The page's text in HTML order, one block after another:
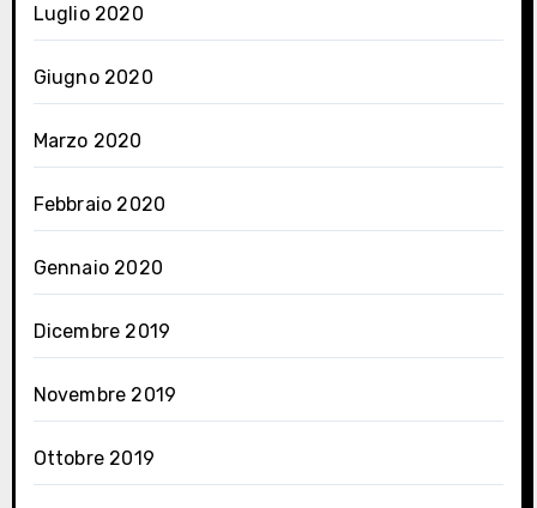
Luglio 2020
Giugno 2020
Marzo 2020
Febbraio 2020
Gennaio 2020
Dicembre 2019
Novembre 2019
Ottobre 2019